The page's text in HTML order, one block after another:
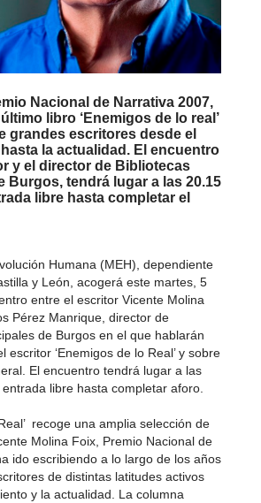
Nacional de Narrativa 2007,
libro ‘Enemigos de lo real’
grandes escritores desde el
la actualidad. El encuentro
y el director de Bibliotecas
Burgos, tendrá lugar a las 20.15
libre hasta completar el
Humana (MEH), dependiente
y León, acogerá este martes, 5
entre el escritor Vicente Molina
Pérez Manrique, director de
de Burgos en el que hablarán
escritor ‘Enemigos de lo Real’ y sobre
El encuentro tendrá lugar a las
libre hasta completar aforo.
recoge una amplia selección de
Molina Foix, Premio Nacional de
ido escribiendo a lo largo de los años
de distintas latitudes activos
y la actualidad. La columna